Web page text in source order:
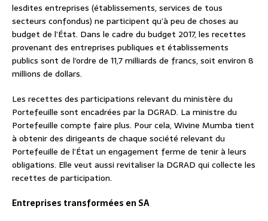
lesdites entreprises (établissements, services de tous
secteurs confondus) ne participent qu’à peu de choses au
budget de l’État. Dans le cadre du budget 2017, les recettes
provenant des entreprises publiques et établissements
publics sont de l’ordre de 11,7 milliards de francs, soit environ 8
millions de dollars.
Les recettes des participations relevant du ministère du
Portefeuille sont encadrées par la DGRAD. La ministre du
Portefeuille compte faire plus. Pour cela, Wivine Mumba tient
à obtenir des dirigeants de chaque société relevant du
Portefeuille de l’État un engagement ferme de tenir à leurs
obligations. Elle veut aussi revitaliser la DGRAD qui collecte les
recettes de participation.
Entreprises transformées en SA